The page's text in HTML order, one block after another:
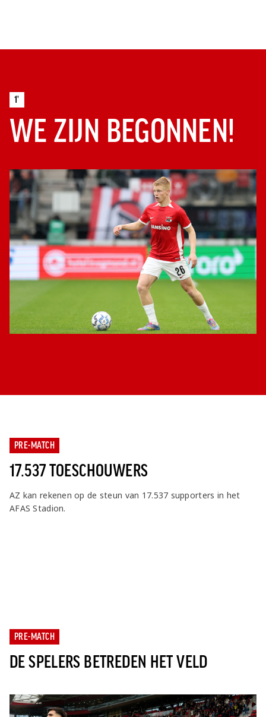
1'
WE ZIJN BEGONNEN!
PRE-MATCH
17.537 TOESCHOUWERS
AZ kan rekenen op de steun van 17.537 supporters in het
AFAS Stadion.
PRE-MATCH
DE SPELERS BETREDEN HET VELD